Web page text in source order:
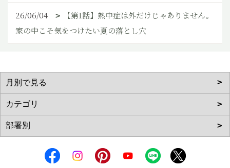
26/06/04
【第1話】熱中症は外だけじゃありません。
家の中こそ気をつけたい夏の落とし穴